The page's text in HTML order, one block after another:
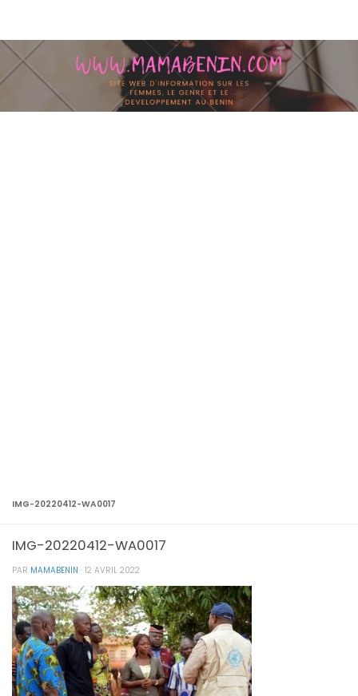
IMG-20220412-WA0017
IMG-20220412-WA0017
PAR MAMABENIN · 12 AVRIL 2022